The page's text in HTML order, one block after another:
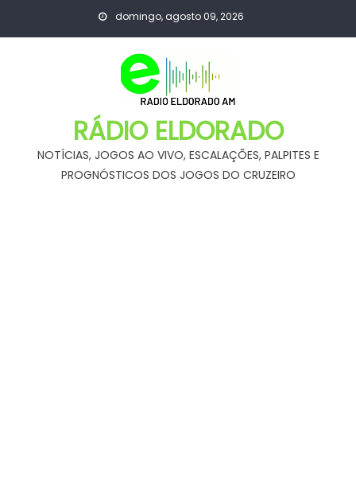
domingo, agosto 09, 2026
RÁDIO ELDORADO
NOTÍCIAS, JOGOS AO VIVO, ESCALAÇÕES, PALPITES E
PROGNÓSTICOS DOS JOGOS DO CRUZEIRO